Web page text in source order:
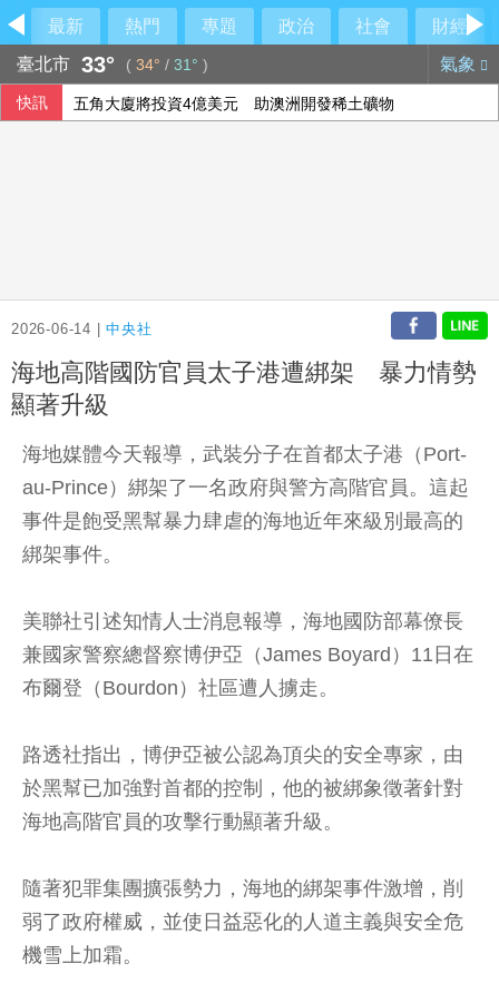
最新 熱門 專題 政治 社會
財經
臺北市 33° ( 34° / 31° ) 氣象
快訊 五角大廈將投資4億美元 助澳洲開發稀土礦物
2026-06-14 |中央社
海地高階國防官員太子港遭綁架 暴力情勢
顯著升級
海地媒體今天報導，武裝分子在首都太子港（Port-
au-Prince）綁架了一名政府與警方高階官員。這起
事件是飽受黑幫暴力肆虐的海地近年來級別最高的
綁架事件。
美聯社引述知情人士消息報導，海地國防部幕僚長
兼國家警察總督察博伊亞（James Boyard）11日在
布爾登（Bourdon）社區遭人擄走。
路透社指出，博伊亞被公認為頂尖的安全專家，由
於黑幫已加強對首都的控制，他的被綁象徵著針對
海地高階官員的攻擊行動顯著升級。
隨著犯罪集團擴張勢力，海地的綁架事件激增，削
弱了政府權威，並使日益惡化的人道主義與安全危
機雪上加霜。